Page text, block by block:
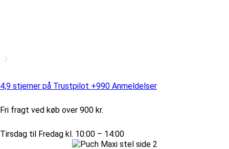
4,9 stjerner på Trustpilot +990 Anmeldelser
Fri fragt ved køb over 900 kr.
Tirsdag til Fredag kl. 10:00 – 14:00